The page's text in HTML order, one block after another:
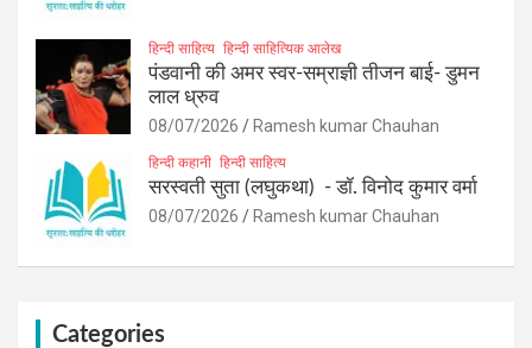
हिन्दी साहित्य हिन्दी साहित्यिक आलेख
पंडवानी की अमर स्वर-सम्राज्ञी तीजन बाई- डुमन
लाल ध्रुव
08/07/2026 Ramesh kumar Chauhan
हिन्दी कहानी हिन्दी साहित्य
सरस्वती सुता (लघुकथा) ​- डॉ. विनोद कुमार वर्मा
08/07/2026 Ramesh kumar Chauhan
Categories